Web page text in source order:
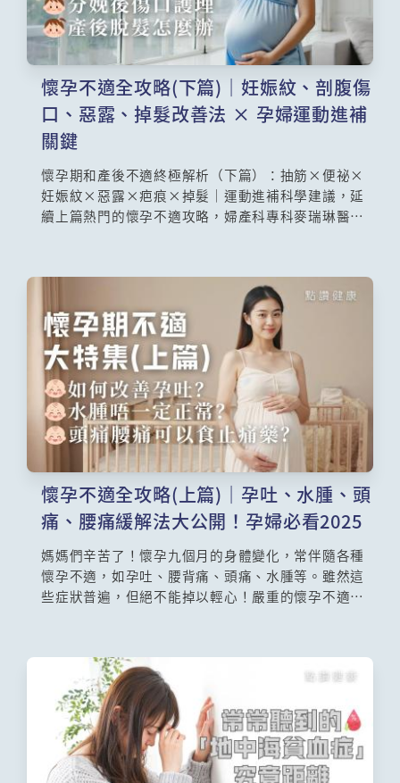
懷孕不適全攻略(下篇)｜妊娠紋、剖腹傷
口、惡露、掉髮改善法 × 孕婦運動進補
關鍵
懷孕期和產後不適終極解析（下篇）：抽筋×便祕×
妊娠紋×惡露×疤痕×掉髮｜運動進補科學建議，延
續上篇熱門的懷孕不適攻略，婦產科專科麥瑞琳醫生
傷口護理，還有產後大脫髮怎麼辦？進補要注意甚
麼？更破解「產婦進補迷思」與「運動安全時機」，
助媽媽們科學度過產褥期！
懷孕不適全攻略(上篇)｜孕吐、水腫、頭
痛、腰痛緩解法大公開！孕婦必看2025
媽媽們辛苦了！懷孕九個月的身體變化，常伴隨各種
懷孕不適，如孕吐、腰背痛、頭痛、水腫等。雖然這
些症狀普遍，但絕不能掉以輕心！嚴重的懷孕不適可
訊。即使狀況正常，了解如何舒緩這些孕期症狀至關
重要。婦產科專科麥瑞琳醫生與你探討孕吐改善方
法、懷孕水腫正常與否的判斷、以及孕婦頭痛和腰痛
的處理方式。